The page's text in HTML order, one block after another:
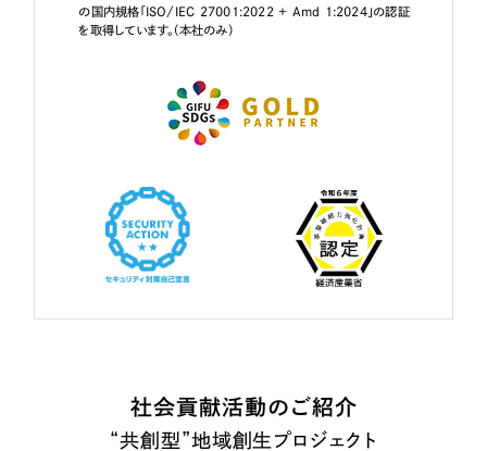
の国内規格「ISO/IEC 27001:2022 + Amd 1:2024」の認証
を取得しています。（本社のみ）
社会貢献活動のご紹介
“共創型”地域創生プロジェクト